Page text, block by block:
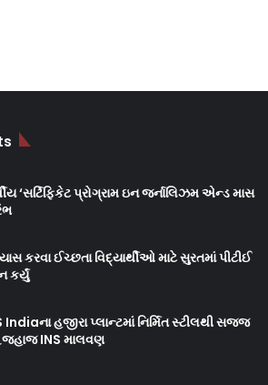
‘સર્ટિફિકેટ પ્રોગ્રામ ઇન જર્નાલિઝમ એન્ડ માસ
કરવા ઈચ્છતા વિદ્યાર્થીઓ માટે સુરતમાં પીટીઈ
કર્યું
હજીરા પ્લાન્ટમાં નિર્મિત સ્ટીલથી સજ્જ
INS માલવણ